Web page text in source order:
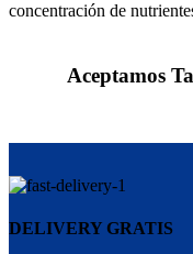
concentración de
Aceptamos
DELIVERY GRATIS